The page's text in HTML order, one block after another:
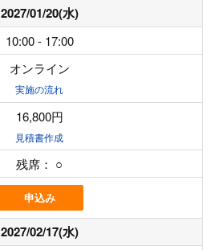
2027/01/20(水)
10:00 - 17:00
オンライン
実施の流れ
16,800円
見積書作成
残席： ○
申込み
2027/02/17(水)